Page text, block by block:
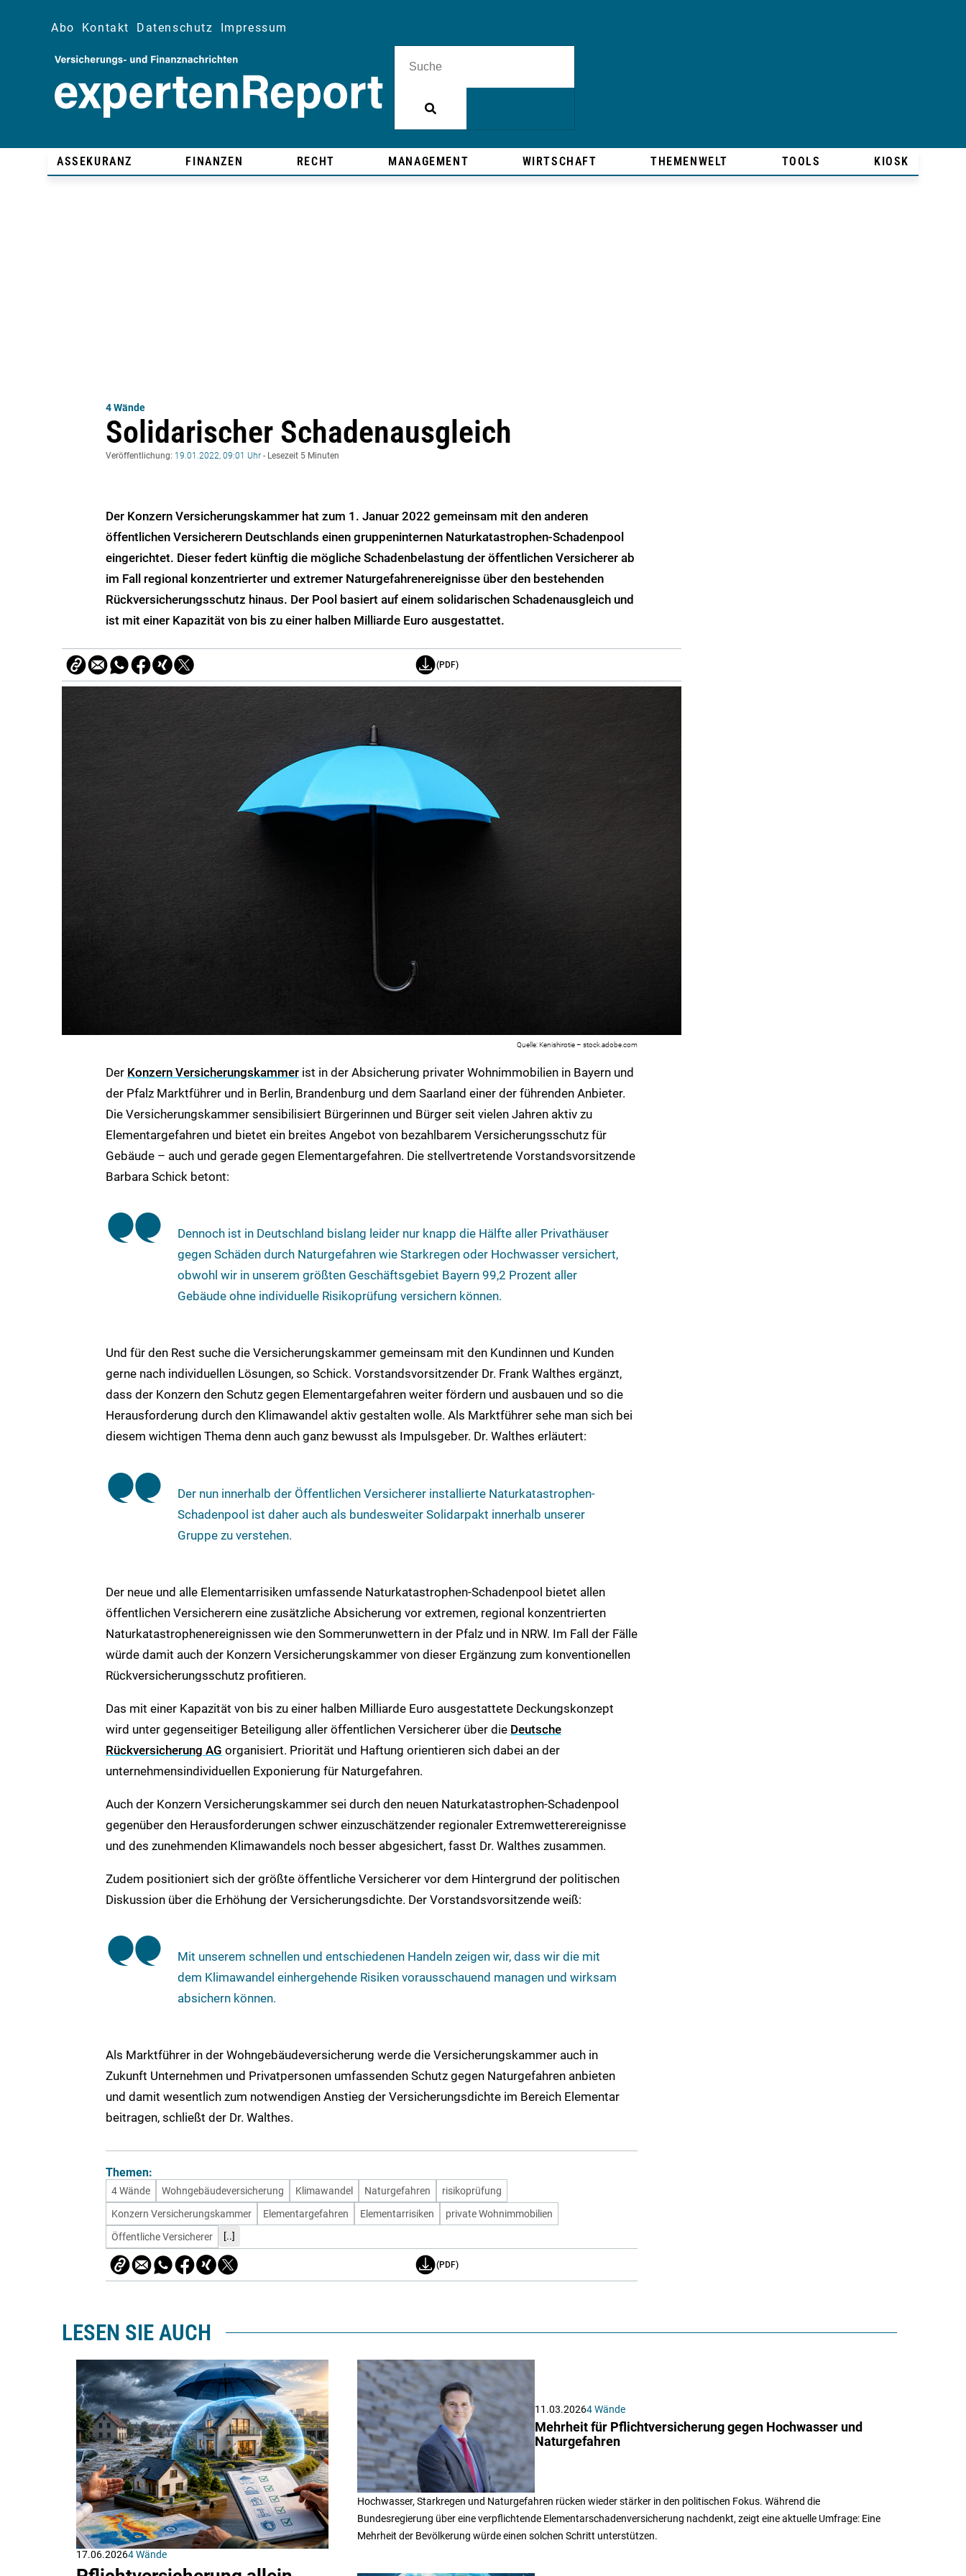
Abo Kontakt Datenschutz Impressum
ASSEKURANZ FINANZEN RECHT MANAGEMENT WIRTSCHAFT THEMENWELT TOOLS KIOSK
4 Wände
Solidarischer Schadenausgleich
Veröffentlichung: 19.01.2022, 09:01 Uhr - Lesezeit 5 Minuten
Der Konzern Versicherungskammer hat zum 1. Januar 2022 gemeinsam mit den anderen
öffentlichen Versicherern Deutschlands einen gruppeninternen Naturkatastrophen-Schadenpool
eingerichtet. Dieser federt künftig die mögliche Schadenbelastung der öffentlichen Versicherer ab
im Fall regional konzentrierter und extremer Naturgefahrenereignisse über den bestehenden
Rückversicherungsschutz hinaus. Der Pool basiert auf einem solidarischen Schadenausgleich und
ist mit einer Kapazität von bis zu einer halben Milliarde Euro ausgestattet.
(PDF)
Kenishirotie – stock.adobe.com
Der Konzern Versicherungskammer ist in der Absicherung privater Wohnimmobilien in Bayern und
der Pfalz Marktführer und in Berlin, Brandenburg und dem Saarland einer der führenden Anbieter.
Die Versicherungskammer sensibilisiert Bürgerinnen und Bürger seit vielen Jahren aktiv zu
Elementargefahren und bietet ein breites Angebot von bezahlbarem Versicherungsschutz für
Gebäude – auch und gerade gegen Elementargefahren. Die stellvertretende Vorstandsvorsitzende
Barbara Schick betont:
Dennoch ist in Deutschland bislang leider nur knapp die Hälfte aller Privathäuser
gegen Schäden durch Naturgefahren wie Starkregen oder Hochwasser versichert,
obwohl wir in unserem größten Geschäftsgebiet Bayern 99,2 Prozent aller
Gebäude ohne individuelle Risikoprüfung versichern können.
Und für den Rest suche die Versicherungskammer gemeinsam mit den Kundinnen und Kunden
gerne nach individuellen Lösungen, so Schick. Vorstandsvorsitzender Dr. Frank Walthes ergänzt,
dass der Konzern den Schutz gegen Elementargefahren weiter fördern und ausbauen und so die
Herausforderung durch den Klimawandel aktiv gestalten wolle. Als Marktführer sehe man sich bei
diesem wichtigen Thema denn auch ganz bewusst als Impulsgeber. Dr. Walthes erläutert:
Der nun innerhalb der Öffentlichen Versicherer installierte Naturkatastrophen-
Schadenpool ist daher auch als bundesweiter Solidarpakt innerhalb unserer
Gruppe zu verstehen.
Der neue und alle Elementarrisiken umfassende Naturkatastrophen-Schadenpool bietet allen
öffentlichen Versicherern eine zusätzliche Absicherung vor extremen, regional konzentrierten
Naturkatastrophenereignissen wie den Sommerunwettern in der Pfalz und in NRW. Im Fall der Fälle
würde damit auch der Konzern Versicherungskammer von dieser Ergänzung zum konventionellen
Rückversicherungsschutz profitieren.
Das mit einer Kapazität von bis zu einer halben Milliarde Euro ausgestattete Deckungskonzept
wird unter gegenseitiger Beteiligung aller öffentlichen Versicherer über die Deutsche
Rückversicherung AG organisiert. Priorität und Haftung orientieren sich dabei an der
unternehmensindividuellen Exponierung für Naturgefahren.
Auch der Konzern Versicherungskammer sei durch den neuen Naturkatastrophen-Schadenpool
gegenüber den Herausforderungen schwer einzuschätzender regionaler Extremwetterereignisse
und des zunehmenden Klimawandels noch besser abgesichert, fasst Dr. Walthes zusammen.
Zudem positioniert sich der größte öffentliche Versicherer vor dem Hintergrund der politischen
Diskussion über die Erhöhung der Versicherungsdichte. Der Vorstandsvorsitzende weiß:
Mit unserem schnellen und entschiedenen Handeln zeigen wir, dass wir die mit
dem Klimawandel einhergehende Risiken vorausschauend managen und wirksam
absichern können.
Als Marktführer in der Wohngebäudeversicherung werde die Versicherungskammer auch in
Zukunft Unternehmen und Privatpersonen umfassenden Schutz gegen Naturgefahren anbieten
und damit wesentlich zum notwendigen Anstieg der Versicherungsdichte im Bereich Elementar
beitragen, schließt der Dr. Walthes.
Themen:
4 Wände Wohngebäudeversicherung Klimawandel Naturgefahren
risikoprüfung
Konzern Versicherungskammer
Elementargefahren Elementarrisiken
private Wohnimmobilien
Öffentliche Versicherer
[..]
(PDF)
LESEN SIE AUCH
17.06.20264 Wände
11.03.20264 Wände
Mehrheit für Pflichtversicherung gegen Hochwasser und
Naturgefahren
Hochwasser, Starkregen und Naturgefahren rücken wieder stärker in den politischen Fokus. Während die
Bundesregierung über eine verpflichtende Elementarschadenversicherung nachdenkt, zeigt eine aktuelle Umfrage: Eine
Mehrheit der Bevölkerung würde einen solchen Schritt unterstützen.